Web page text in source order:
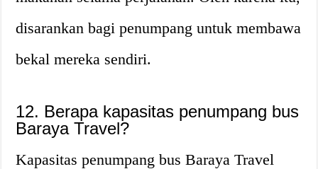
disarankan bagi penumpang untuk membawa
bekal mereka sendiri.
12. Berapa kapasitas penumpang bus
Baraya Travel?
Kapasitas penumpang bus Baraya Travel